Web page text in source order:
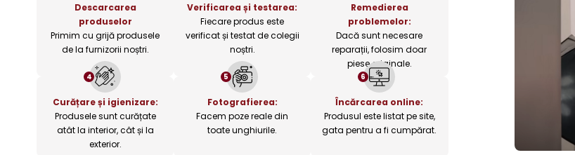
Descarcarea
produselor
Primim cu grijă produsele
de la furnizorii noștri.
Verificarea și testarea:
Fiecare produs este
verificat și testat de colegii
noștri.
Remedierea
problemelor:
Dacă sunt necesare
reparații, folosim doar
piese originale.
4
Curățare și igienizare:
Produsele sunt curățate
atât la interior, cât și la
exterior.
5
Fotografierea:
Facem poze reale din
toate unghiurile.
6
Încărcarea online:
Produsul este listat pe site,
gata pentru a fi cumpărat.